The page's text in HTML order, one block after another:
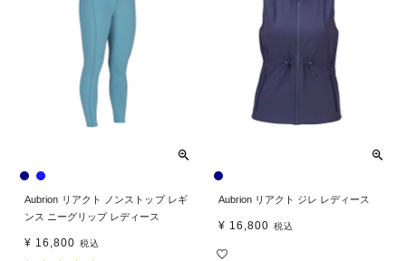
Aubrion リアクト ノンストップ レギ
ンス ニーグリップ レディース
¥ 16,800 税込
Aubrion リアクト ジレ レディース
¥ 16,800 税込